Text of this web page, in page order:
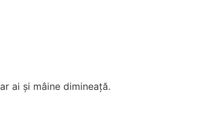
ai și mâine dimineață.